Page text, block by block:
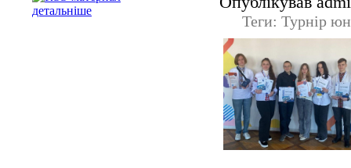
детальніше
Теги: Турнір